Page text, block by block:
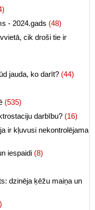
- 2024.gads (48)
cik droši tie ir
jauda, ko darīt? (44)
(535)
darbību? (16)
ir kļuvusi nekontrolējama
iespaidi (8)
dzinēja ķēžu maiņa un